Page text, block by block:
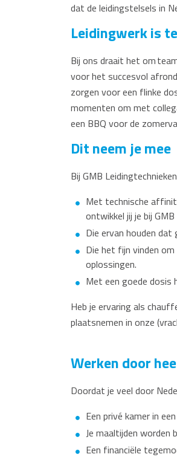
dat de leidingstelsels in
Leidingwerk is
Bij ons draait het om
voor het succesvol
zorgen voor een flinke
momenten om met
een BBQ voor de
Dit neem je mee
Bij GMB
Met technische
ontwikkel jij je bij
Die ervan houden
Die het fijn vinden
oplossingen.
Met een goede dosis
Heb je ervaring als
plaatsnemen in onze
Werken door
Doordat je veel door
Een privé kamer in
Je maaltijden worden
Een financiële